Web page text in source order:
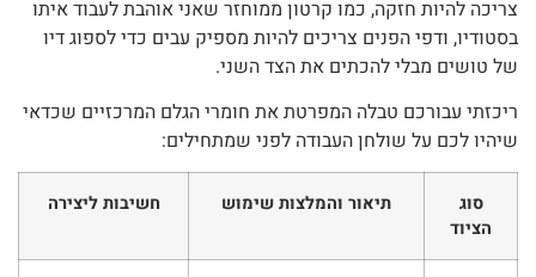
צריכה להיות חזקה, כמו קרטון ממוחזר שאני אוהבת לעבוד איתו
בסטודיו, ודפי הפנים צריכים להיות מספיק עבים כדי לספוג דיו
של טושים מבלי להכתים את הצד השני.
ריכזתי עבורכם טבלה המפרטת את חומרי הגלם המרכזיים שכדאי
שיהיו לכם על שולחן העבודה לפני שמתחילים:
סוג
הציוד
תיאור והמלצות שימוש חשיבות ליצירה